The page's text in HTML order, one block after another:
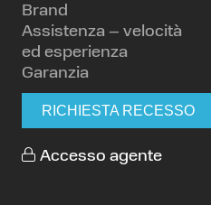
Brand
Assistenza – velocità
ed esperienza
Garanzia
RICHIESTA RECESSO
Accesso agente